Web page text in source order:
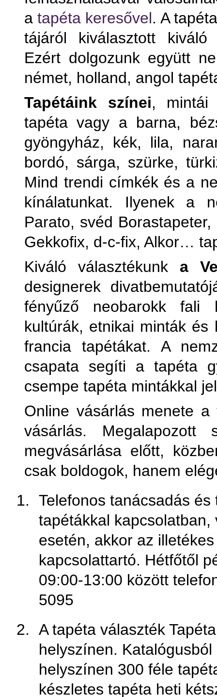
atapéta keresővel. A
tájáról kiválasztott kiváló
Ezért dolgozunk együtt
német, holland, angol
Tapétáink színei, mintái
tapéta vagy a barna,
gyöngyház, kék, lila,
bordó, sárga, szürke,
Mind trendi címkék és a
kínálatunkat. Ilyenek a
Parato, svéd
Gekkofix, d-c-fix, Alkor…
Kiváló választékunk a
designerek
fényűző neobarokk fali
kultúrák, etnikai minták és
francia tapétákat. A
csapata segíti a tapéta
csempe tapéta mintákkal
Online vásárlás menete
vásárlás. Megalapozott
megvásárlása előtt,
csak boldogok, hanem
Telefonos tanácsadás
tapétákkal
esetén, akkor az
kapcsolattartó. Hétfőtől
09:00-13:00 között
5095
A tapéta választék
helyszínen.
helyszínen 300 féle
készletes tapéta heti